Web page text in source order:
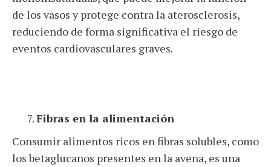
de los vasos y protege contra la aterosclerosis,
reduciendo de forma significativa el riesgo de
eventos cardiovasculares graves.
Fibras en la alimentación
Consumir alimentos ricos en fibras solubles, como
los betaglucanos presentes en la avena, es una